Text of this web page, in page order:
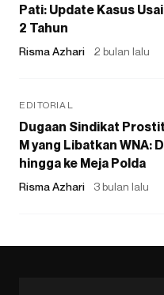
Pati: Update Kasus
2 Tahun
Risma Azhari 2 bulan lalu
EDITORIAL
Dugaan Sindikat
M yang Libatkan WNA:
hingga ke Meja Polda
Risma Azhari 3 bulan lalu